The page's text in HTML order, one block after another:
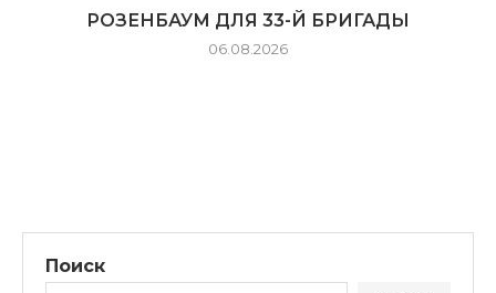
РОЗЕНБАУМ ДЛЯ 33-Й БРИГАДЫ
06.08.2026
Поиск